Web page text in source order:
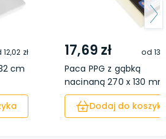
12,02 zł
cm
17,69 zł od
Paca PPG z gąbką
nacinaną 270 x 130 mm
Dodaj do